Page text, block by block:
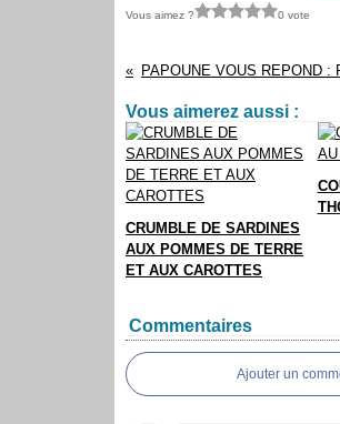
Vous aimez ? 0 vote
Vous aimerez aussi :
CRUMBLE DE SARDINES
AUX POMMES DE TERRE
ET AUX CAROTTES
Commentaires
Ajouter un